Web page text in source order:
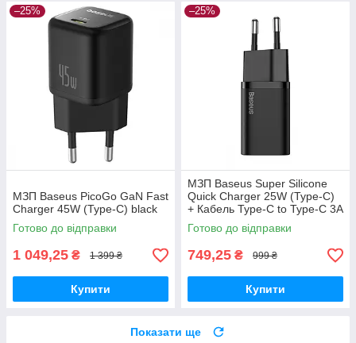
–25%
МЗП Baseus PicoGo GaN Fast
Charger 45W (Type-C) black
Готово до відправки
1 049,25 ₴ 1 399 ₴
Купити
–25%
МЗП Baseus Super Silicone
Quick Charger 25W (Type-C)
+ Кабель Type-C to Type-C 3A
(1m) black
Готово до відправки
749,25 ₴ 999 ₴
Купити
Показати ще